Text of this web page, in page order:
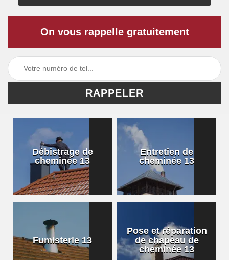
On vous rappelle gratuitement
Débistrage de
cheminée 13
Entretien de
cheminée 13
Fumisterie 13
Pose et réparation
de chapeau de
cheminée 13